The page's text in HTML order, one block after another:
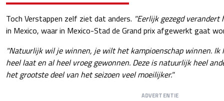
Toch Verstappen zelf ziet dat anders. "Eerlijk gezegd
in Mexico, waar in Mexico-Stad de Grand prix afgewerkt gaat
"Natuurlijk wil je winnen, je wilt het kampioenschap winnen. Ik
heel laat en al heel vroeg gewonnen. Deze is natuurlijk heel
het grootste deel van het seizoen veel moeilijker."
ADVERTENTIE